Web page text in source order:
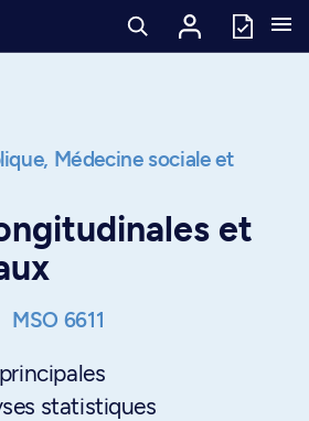
Médecine sociale et
et
MSO 6611
statistiques